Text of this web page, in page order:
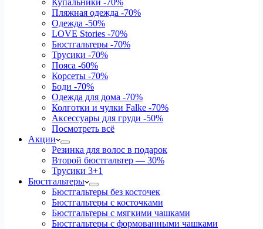
Купальники -70%
Пляжная одежда -70%
Одежда -50%
LOVE Stories -70%
Бюстгальтеры -70%
Трусики -70%
Пояса -60%
Корсеты -70%
Боди -70%
Одежда для дома -70%
Колготки и чулки Falke -70%
Аксессуары для груди -50%
Посмотреть всё
Акции
Резинка для волос в подарок
Второй бюстгальтер — 30%
Трусики 3+1
Бюстгальтеры
Бюстгальтеры без косточек
Бюстгальтеры с косточками
Бюстгальтеры с мягкими чашками
Бюстгальтеры с формованными чашками